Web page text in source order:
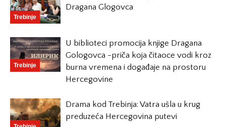
Trebinje
Dragana Glogovca
Trebinje
U biblioteci promocija knjige Dragana
Gologovca -priča koja čitaoce vodi kroz
burna vremena i događaje na prostoru
Hercegovine
Drama kod Trebinja: Vatra ušla u krug
preduzeća Hercegovina putevi